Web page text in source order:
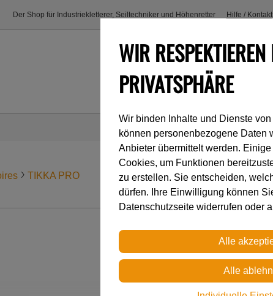
Der Shop für Industriekletterer, Seiltechniker und Höhenretter Hilfe / Kontakt
Industrieklettern
TIKKA PRO
WIR
PRIVATSPHÄRE
Wir binden Inhalte und Dienste
können personenbezogene Daten
Anbieter übermittelt werden.
Cookies, um Funktionen
zu erstellen. Sie entscheiden,
dürfen. Ihre Einwilligung können
Datenschutzseite widerrufen oder